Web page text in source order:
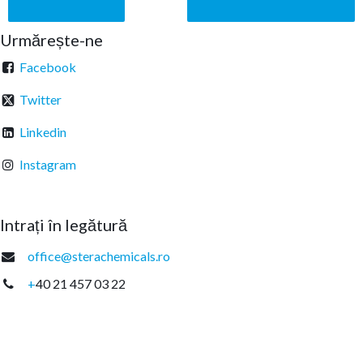
Urmărește-ne
Facebook
Twitter
Linkedin
Instagram
Intrați în legătură
office@sterachemicals.ro
+40 21 457 03 22